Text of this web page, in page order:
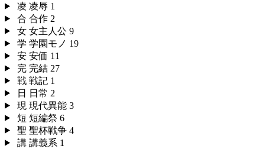
凌 凌辱 1
合 合作 2
女 女主人公 9
学 学園モノ 19
安 安価 11
完 完結 27
戦 戦記 1
日
日常 2
現 現代異能 3
短 短編祭 6
聖 聖杯戦争 4
講 講義系 1